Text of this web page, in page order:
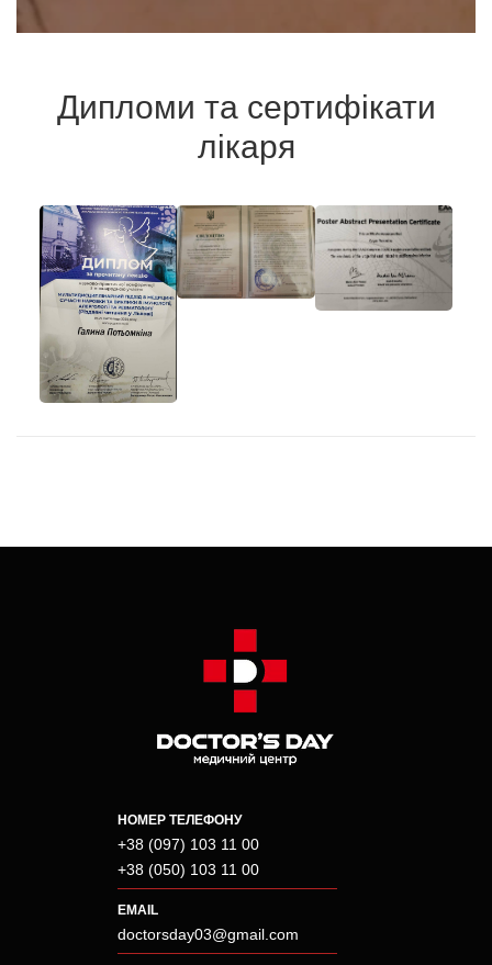
Дипломи та сертифікати
лікаря
НОМЕР ТЕЛЕФОНУ
+38 (097) 103 11 00
+38 (050) 103 11 00
EMAIL
doctorsday03@gmail.com